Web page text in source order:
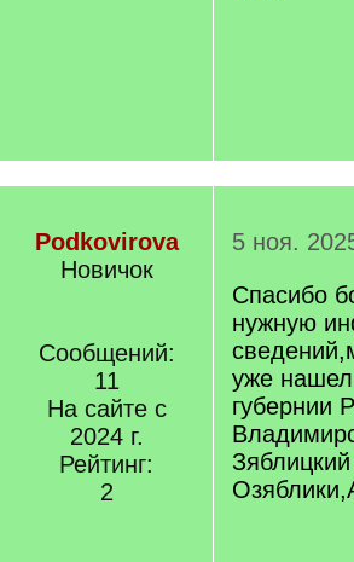
Podkovirova
Новичок
Сообщений:
11
На сайте с
2024 г.
Рейтинг:
2
5 ноя.
Спасибо
нужную
уже
губернии